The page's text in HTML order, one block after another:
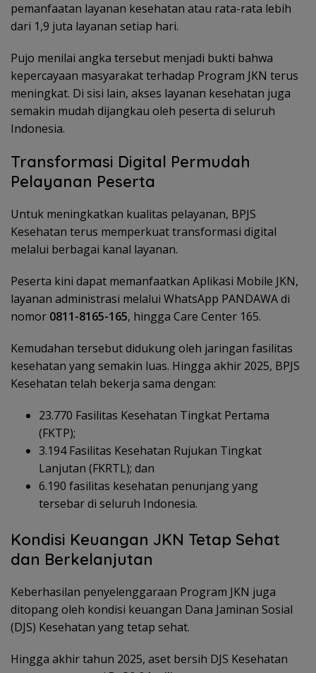
pemanfaatan layanan kesehatan atau rata-rata lebih
dari 1,9 juta layanan setiap hari.
Pujo menilai angka tersebut menjadi bukti bahwa
kepercayaan masyarakat terhadap Program JKN terus
meningkat. Di sisi lain, akses layanan kesehatan juga
semakin mudah dijangkau oleh peserta di seluruh
Indonesia.
Transformasi Digital Permudah
Pelayanan Peserta
Untuk meningkatkan kualitas pelayanan, BPJS
Kesehatan terus memperkuat transformasi digital
melalui berbagai kanal layanan.
Peserta kini dapat memanfaatkan Aplikasi Mobile JKN,
layanan administrasi melalui WhatsApp PANDAWA di
nomor 0811-8165-165, hingga Care Center 165.
Kemudahan tersebut didukung oleh jaringan fasilitas
kesehatan yang semakin luas. Hingga akhir 2025, BPJS
Kesehatan telah bekerja sama dengan:
23.770 Fasilitas Kesehatan Tingkat Pertama
(FKTP);
3.194 Fasilitas Kesehatan Rujukan Tingkat
Lanjutan (FKRTL); dan
6.190 fasilitas kesehatan penunjang yang
tersebar di seluruh Indonesia.
Kondisi Keuangan JKN Tetap Sehat
dan Berkelanjutan
Keberhasilan penyelenggaraan Program JKN juga
ditopang oleh kondisi keuangan Dana Jaminan Sosial
(DJS) Kesehatan yang tetap sehat.
Hingga akhir tahun 2025, aset bersih DJS Kesehatan